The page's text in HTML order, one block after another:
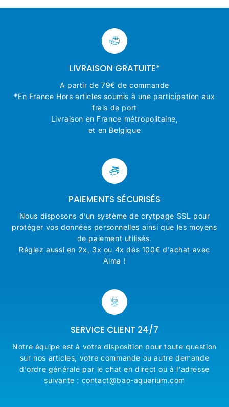
LIVRAISON GRATUITE*
A partir de 79€ de commande
*En France Hors articles soumis à une participation aux
frais de port
Livraison en France métropolitaine,
et en Belgique
PAIEMENTS SÉCURISÉS
Nous disposons d’un système de crytpage SSL pour
protéger vos données personnelles ainsi que les moyens
de paiement utilisés.
Réglez aussi en 2x, 3x ou 4x dès 100€ d'achat avec
Alma !
SERVICE CLIENT 24/7
Notre équipe est à votre disposition pour toute question
sur nos articles, votre commande ou autre demande
d'ordre générale par le chat en direct ou à l'adresse
suivante : contact@bao-aquarium.com